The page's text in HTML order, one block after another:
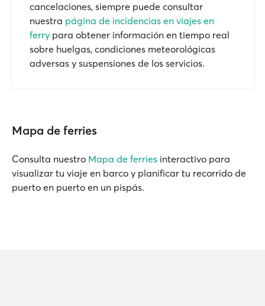
cancelaciones, siempre puede consultar
nuestra página de incidencias en viajes en
ferry para obtener información en tiempo real
sobre huelgas, condiciones meteorológicas
adversas y suspensiones de los servicios.
Mapa de ferries
Consulta nuestro Mapa de ferries interactivo para
visualizar tu viaje en barco y planificar tu recorrido de
puerto en puerto en un pispás.